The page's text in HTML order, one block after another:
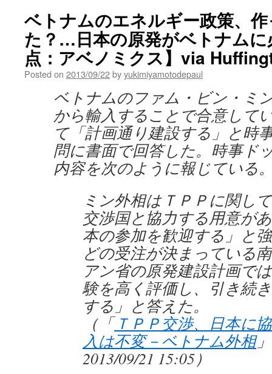
ベトナムのエネルギー政策、
た？…日本の原発がベトナムに
点：アベノミクス】via
Posted on 2013/09/22byyukimiyamotodepaul
ベトナムのファム・ビン・ミ
から輸入することで合意して
て「計画通り建設する」と時
問に書面で回答した。時事ド
内容を次のように報じている
ミン外相はＴＰＰに関し
交渉国と協力する用意が
本の参加を歓迎する」と
どの受注が決まっている
アン省の原発建設計画で
験を高く評価し、引き続
する」と答えた。
（「ＴＰＰ交渉、日本に
入は不変－ベトナム外相
2013/09/21 15:05）